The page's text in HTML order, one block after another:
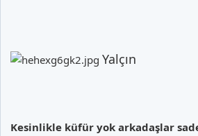
Yalçın
Kesinlikle küfür yok arkadaşlar